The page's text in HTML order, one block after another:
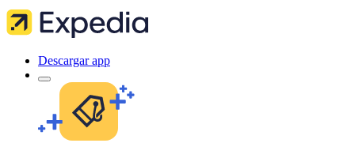
Descargar app